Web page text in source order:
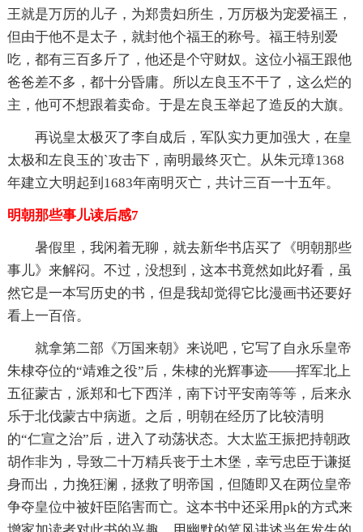
王就是万厉的儿子，为郑贵妇所生，万厉极为宠爱福王，
但由于他不是太子，就封他个福王的称号。福王特别爱
吃，都有三百多斤了，他还是个守财奴。这位小福王跟他
爸爸差不多，都十分昏庸。所以左良玉不干了，这么烂的
主，他可不想跟着卖命。于是左良玉举起了造反的大旗。
再说皇太极灭了李自成后，军队实力更加强大，在皇
太极和左良玉的`攻击下，南明最终灭亡。从朱元璋1368
年建立大明起到1683年南明灭亡，共计三百一十五年。
明朝那些事儿读后感7
暑假里，我闲着无聊，就去新华书店买了《明朝那些
事儿》来解闷。不过，没想到，这本书竟然如此好看，虽
然它是一本写历史的书，但是我却觉得它比漫画书还要好
看上一百倍。
就拿第二部《万国来朝》来说吧，它写了自永乐皇帝
朱棣夺位的“靖难之役”后，朱棣的光辉事迹——挥军北上
五征蒙古，派郑和七下西洋，南下讨平安南等等，后来永
乐于北伐蒙古中病逝。之后，明朝在经历了比较清明
的“仁宣之治”后，进入了动荡状态。大太监王振把持朝政
胡作非为，导致二十万精兵丧于土木堡，幸亏忠臣于谦挺
身而出，力挽狂澜，拯救了明帝国，但随即又在两位皇帝
争夺皇位中被奸臣陷害而亡。这本书中还采用pk的方式来